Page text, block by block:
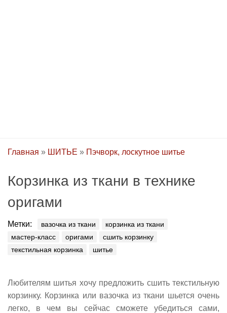
Главная » ШИТЬЕ » Пэчворк, лоскутное шитье
Корзинка из ткани в технике
оригами
Метки: вазочка из ткани
корзинка из ткани
мастер-класс
оригами
сшить корзинку
текстильная корзинка
шитье
Любителям шитья хочу предложить сшить текстильную
корзинку. Корзинка или вазочка из ткани шьется очень
легко, в чем вы сейчас сможете убедиться сами,